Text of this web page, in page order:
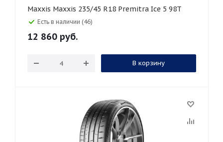
Maxxis Maxxis 235/45 R18 Premitra Ice 5 98T
Есть в наличии (46)
12 860 руб.
В корзину